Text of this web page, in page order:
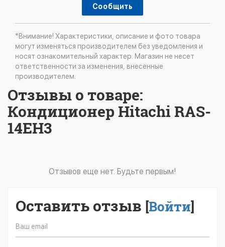
Сообщить
*Внимание! Характеристики, описание и фото товара
могут изменяться производителем без уведомления и
носят ознакомительный характер. Магазин не несет
ответственности за изменения, внесенные
производителем.
Отзывы о товаре:
Кондиционер Hitachi RAS-
14EH3
Отзывов еще нет. Будьте первым!
Оставить отзыв [Войти]